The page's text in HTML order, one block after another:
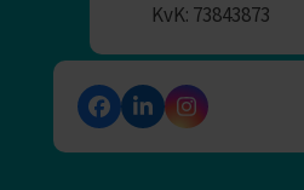
KvK: 73843873
Facebook
LinkedInInstagram